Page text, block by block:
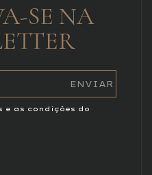
SE NA
e as condições do